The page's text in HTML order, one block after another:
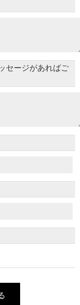
セージがあればご